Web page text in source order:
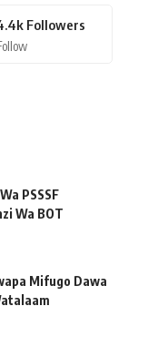
Followers
PSSSF
Wa BOT
Mifugo Dawa